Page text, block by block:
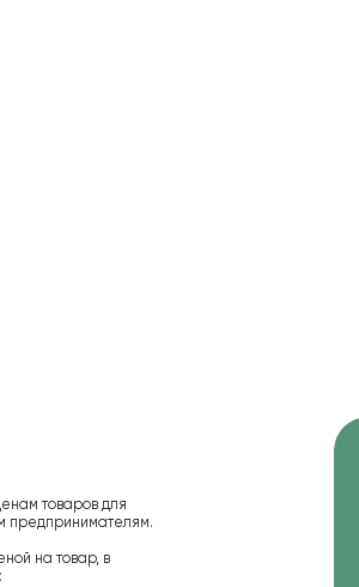
товаров для
предпринимателям.
на товар, в